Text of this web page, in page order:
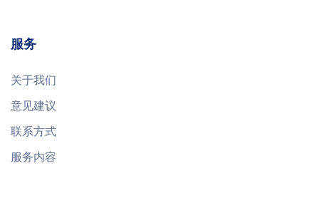
服务
关于我们
意见建议
联系方式
服务内容